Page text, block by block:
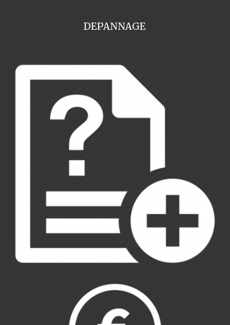
DEPANNAGE